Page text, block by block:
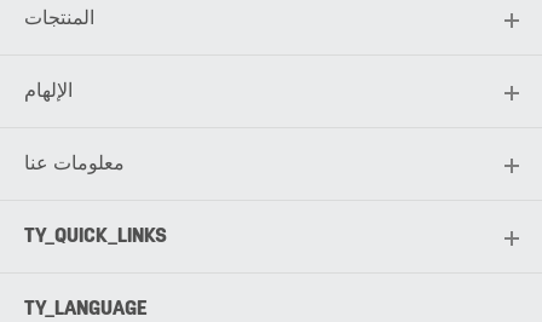
المنتجات
الإلهام
معلومات عنا
TY_QUICK_LINKS
TY_LANGUAGE